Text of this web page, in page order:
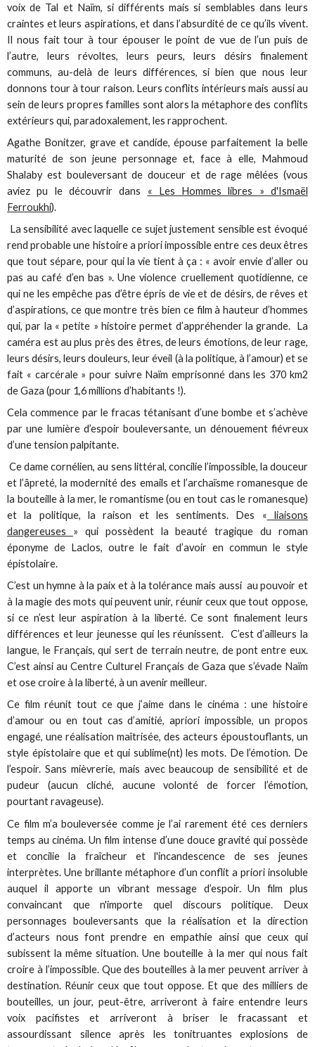
voix de Tal et Naïm, si différents mais si semblables dans leurs
craintes et leurs aspirations, et dans l’absurdité de ce qu’ils vivent.
Il nous fait tour à tour épouser le point de vue de l’un puis de
l’autre, leurs révoltes, leurs peurs, leurs désirs finalement
communs, au-delà de leurs différences, si bien que nous leur
donnons tour à tour raison. Leurs conflits intérieurs mais aussi au
sein de leurs propres familles sont alors la métaphore des conflits
extérieurs qui, paradoxalement, les rapprochent.
Agathe Bonitzer, grave et candide, épouse parfaitement la belle
maturité de son jeune personnage et, face à elle, Mahmoud
Shalaby est bouleversant de douceur et de rage mêlées (vous
aviez pu le découvrir dans « Les Hommes libres » d'Ismaël
Ferroukhi).
La sensibilité avec laquelle ce sujet justement sensible est évoqué
rend probable une histoire a priori impossible entre ces deux êtres
que tout sépare, pour qui la vie tient à ça : « avoir envie d’aller ou
pas au café d’en bas ». Une violence cruellement quotidienne, ce
qui ne les empêche pas d’être épris de vie et de désirs, de rêves et
d’aspirations, ce que montre très bien ce film à hauteur d’hommes
qui, par la « petite » histoire permet d’appréhender la grande. La
caméra est au plus près des êtres, de leurs émotions, de leur rage,
leurs désirs, leurs douleurs, leur éveil (à la politique, à l’amour) et se
fait « carcérale » pour suivre Naïm emprisonné dans les 370 km2
de Gaza (pour 1,6 millions d’habitants !).
Cela commence par le fracas tétanisant d’une bombe et s’achève
par une lumière d’espoir bouleversante, un dénouement fiévreux
d’une tension palpitante.
Ce dame cornélien, au sens littéral, concilie l’impossible, la douceur
et l’âpreté, la modernité des emails et l’archaïsme romanesque de
la bouteille à la mer, le romantisme (ou en tout cas le romanesque)
et la politique, la raison et les sentiments. Des « liaisons
dangereuses » qui possèdent la beauté tragique du roman
éponyme de Laclos, outre le fait d’avoir en commun le style
épistolaire.
C’est un hymne à la paix et à la tolérance mais aussi au pouvoir et
à la magie des mots qui peuvent unir, réunir ceux que tout oppose,
si ce n’est leur aspiration à la liberté. Ce sont finalement leurs
différences et leur jeunesse qui les réunissent. C’est d’ailleurs la
langue, le Français, qui sert de terrain neutre, de pont entre eux.
C’est ainsi au Centre Culturel Français de Gaza que s’évade Naïm
et ose croire à la liberté, à un avenir meilleur.
Ce film réunit tout ce que j’aime dans le cinéma : une histoire
d’amour ou en tout cas d’amitié, apriori impossible, un propos
engagé, une réalisation maîtrisée, des acteurs époustouflants, un
style épistolaire que et qui sublime(nt) les mots. De l’émotion. De
l’espoir. Sans mièvrerie, mais avec beaucoup de sensibilité et de
pudeur (aucun cliché, aucune volonté de forcer l’émotion,
pourtant ravageuse).
Ce film m’a bouleversée comme je l’ai rarement été ces derniers
temps au cinéma. Un film intense d’une douce gravité qui possède
et concilie la fraîcheur et l'incandescence de ses jeunes
interprètes. Une brillante métaphore d’un conflit a priori insoluble
auquel il apporte un vibrant message d’espoir. Un film plus
convaincant que n'importe quel discours politique. Deux
personnages bouleversants que la réalisation et la direction
d’acteurs nous font prendre en empathie ainsi que ceux qui
subissent la même situation. Une bouteille à la mer qui nous fait
croire à l’impossible. Que des bouteilles à la mer peuvent arriver à
destination. Réunir ceux que tout oppose. Et que des milliers de
bouteilles, un jour, peut-être, arriveront à faire entendre leurs
voix pacifistes et arriveront à briser le fracassant et
assourdissant silence après les tonitruantes explosions de